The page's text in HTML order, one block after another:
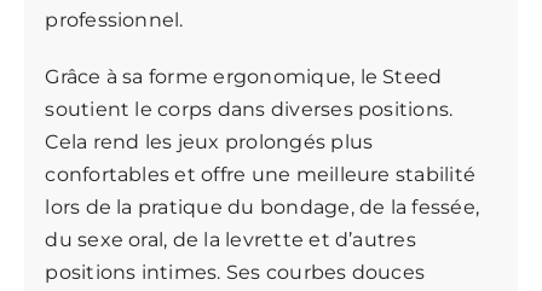
professionnel.
Grâce à sa forme ergonomique, le Steed
soutient le corps dans diverses positions.
Cela rend les jeux prolongés plus
confortables et offre une meilleure stabilité
lors de la pratique du bondage, de la fessée,
du sexe oral, de la levrette et d’autres
positions intimes. Ses courbes douces